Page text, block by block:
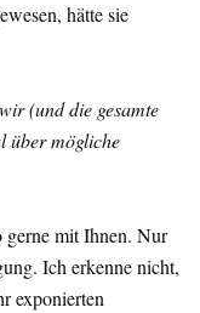
hätte sie
(und die gesamte
über mögliche
gerne mit Ihnen. Nur
Ich erkenne nicht,
exponierten